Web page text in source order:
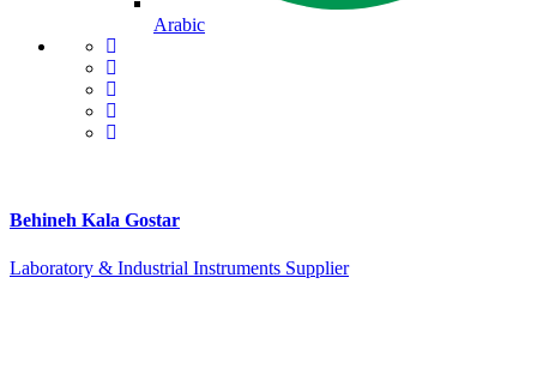
Arabic
Behineh Kala Gostar
Laboratory & Industrial Instruments Supplier